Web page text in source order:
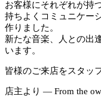
お客様にそれぞれが持
持ちよくコミュニケー
作りました。
新たな音楽、人との出
います。
皆様のご来店をスタッ
店主より — From the